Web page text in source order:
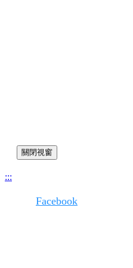
關閉視窗
:::
Facebook